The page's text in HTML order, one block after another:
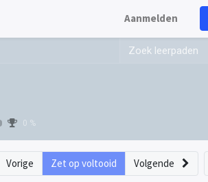
Aanmelden
0 %
Vorige Zet op voltooid Volgende